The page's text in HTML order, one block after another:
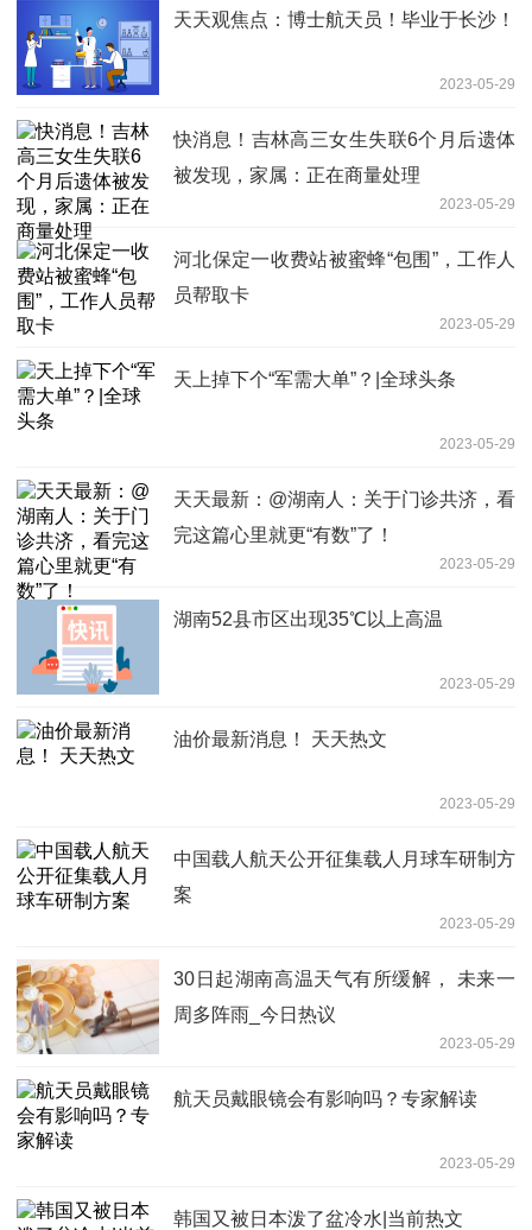
天天观焦点：博士航天员！毕业于长沙！
2023-05-29
快消息！吉林高三女生失联6个月后遗体
被发现，家属：正在商量处理
2023-05-29
河北保定一收费站被蜜蜂“包围”，工作人
员帮取卡
2023-05-29
天上掉下个“军需大单”？|全球头条
2023-05-29
天天最新：@湖南人：关于门诊共济，看
完这篇心里就更“有数”了！
2023-05-29
湖南52县市区出现35℃以上高温
2023-05-29
油价最新消息！ 天天热文
2023-05-29
中国载人航天公开征集载人月球车研制方
案
2023-05-29
30日起湖南高温天气有所缓解， 未来一
周多阵雨_今日热议
2023-05-29
航天员戴眼镜会有影响吗？专家解读
2023-05-29
韩国又被日本泼了盆冷水|当前热文